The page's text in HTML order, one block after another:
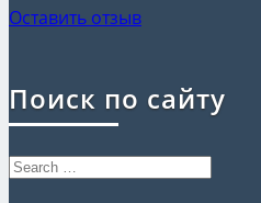
Оставить отзыв
Поиск по сайту